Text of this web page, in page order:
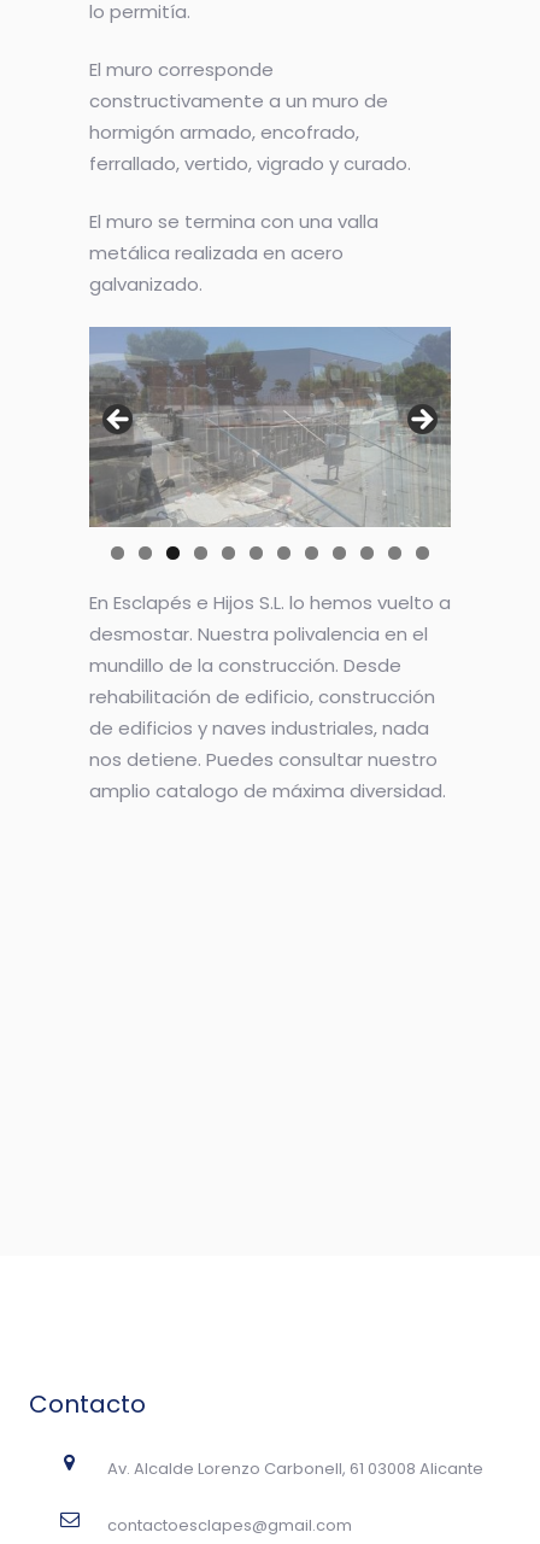
lo permitía.
El muro corresponde
constructivamente a un muro de
hormigón armado, encofrado,
ferrallado, vertido, vigrado y curado.
El muro se termina con una valla
metálica realizada en acero
galvanizado.
En Esclapés e Hijos S.L. lo hemos vuelto a
desmostar. Nuestra polivalencia en el
mundillo de la construcción. Desde
rehabilitación de edificio, construcción
de edificios y naves industriales, nada
nos detiene. Puedes consultar nuestro
amplio catalogo de máxima diversidad.
Contacto
Av. Alcalde Lorenzo Carbonell, 61 03008 Alicante
contactoesclapes@gmail.com